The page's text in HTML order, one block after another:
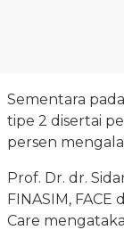
Sementara
tipe 2 disertai
persen
Prof. Dr. dr.
FINASIM, FACE
Care